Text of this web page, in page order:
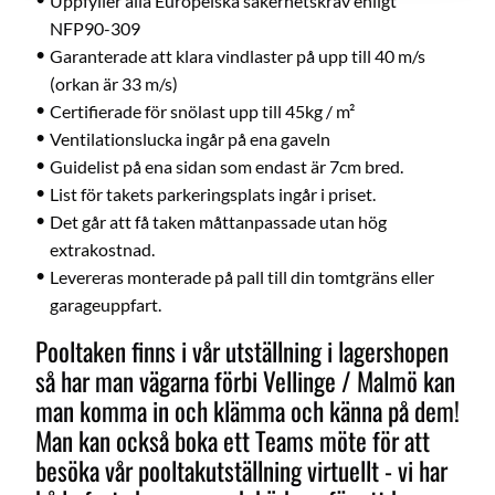
NFP90-309
Garanterade att klara vindlaster på upp till 40 m/s
(orkan är 33 m/s)
Certifierade för snölast upp till 45kg / m²
Ventilationslucka ingår på ena gaveln
Guidelist på ena sidan som endast är 7cm bred.
List för takets parkeringsplats ingår i priset.
Det går att få taken måttanpassade utan hög
extrakostnad.
Levereras monterade på pall till din tomtgräns eller
garageuppfart.
Pooltaken finns i vår utställning i lagershopen
så har man vägarna förbi Vellinge / Malmö kan
man komma in och klämma och känna på dem!
Man kan också boka ett Teams möte för att
besöka vår pooltakutställning virtuellt - vi har